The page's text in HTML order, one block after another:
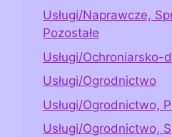
Usługi/Naprawcze,
Pozostałe
Usługi/Ochroniarsko-
Usługi/Ogrodnictwo
Usługi/Ogrodnictwo,
Usługi/Ogrodnictwo,